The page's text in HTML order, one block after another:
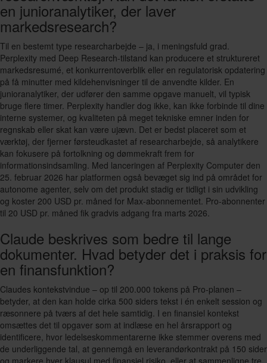
en junioranalytiker, der laver
markedsresearch?
Til en bestemt type researcharbejde – ja, i meningsfuld grad.
Perplexity med Deep Research-tilstand kan producere et struktureret
markedsresumé, et konkurrentoverblik eller en regulatorisk opdatering
på få minutter med kildehenvisninger til de anvendte kilder. En
junioranalytiker, der udfører den samme opgave manuelt, vil typisk
bruge flere timer. Perplexity handler dog ikke, kan ikke forbinde til dine
interne systemer, og kvaliteten på meget tekniske emner inden for
regnskab eller skat kan være ujævn. Det er bedst placeret som et
værktøj, der fjerner førsteudkastet af researcharbejde, så analytikere
kan fokusere på fortolkning og dømmekraft frem for
informationsindsamling. Med lanceringen af Perplexity Computer den
25. februar 2026 har platformen også bevæget sig ind på området for
autonome agenter, selv om det produkt stadig er tidligt i sin udvikling
og koster 200 USD pr. måned for Max-abonnementet. Pro-abonnenter
til 20 USD pr. måned fik gradvis adgang fra marts 2026.
Claude beskrives som bedre til lange
dokumenter. Hvad betyder det i praksis for
en finansfunktion?
Claudes kontekstvindue – op til 200.000 tokens på Pro-planen –
betyder, at den kan holde cirka 500 siders tekst i én enkelt session og
ræsonnere på tværs af det hele samtidig. I en finansiel kontekst
omsættes det til opgaver som at indlæse en hel årsrapport og
identificere, hvor ledelseskommentarerne ikke stemmer overens med
de underliggende tal, at gennemgå en leverandørkontrakt på 150 sider
og markere hver klausul med finansiel risiko, eller at sammenligne tre